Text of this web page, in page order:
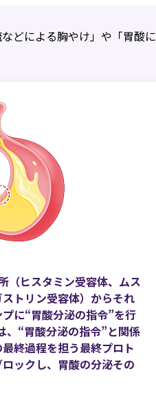
どによる胸やけ」や「胃酸に
（ヒスタミン受容体、ムス
トリン受容体）からそれ
に“胃酸分泌の指令”を行
、“胃酸分泌の指令”と関係
終過程を担う最終プロト
ックし、胃酸の分泌その